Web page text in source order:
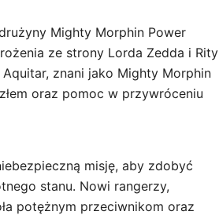
Mighty Morphin Power
ze strony Lorda Zedda i Rity
znani jako Mighty Morphin
oraz pomoc w przywróceniu
misję, aby zdobyć
stanu. Nowi rangerzy,
potężnym przeciwnikom oraz